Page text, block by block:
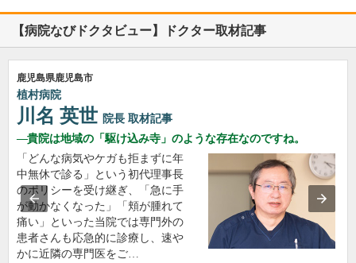
【病院なびドクタビュー】ドクター取材記事
鹿児島県鹿児島市
植村病院
川名 英世 院長 取材記事
貴院は地域の「駆け込み寺」のような存在なのですね。
「どんな病気やケガも拒まずに年
中無休で診る」という初代理事長
のポリシーを受け継ぎ、「急に手
が動かなくなった」「頬が腫れて
痛い」といった当院では専門外の
患者さんも応急的に診療し、速や
かに近隣の専門医をご…